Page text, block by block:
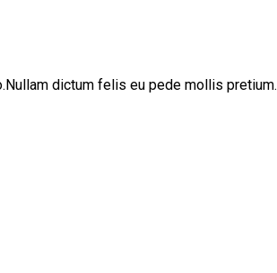
dictum felis eu pede mollis pretium.